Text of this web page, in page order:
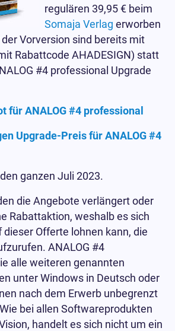
regulären 39,95 € beim
Somaja Verlag erworben
Vorversion sind bereits mit
Rabattcode AHADESIGN) statt
#4 professional Upgrade
für ANALOG #4 professional
Upgrade-Preis für ANALOG #4
ganzen Juli 2023.
die Angebote verlängert oder
Rabattaktion, weshalb es sich
dieser Offerte lohnen kann, die
ANALOG #4
alle weiteren genannten
unter Windows in Deutsch oder
nach dem Erwerb unbegrenzt
bei allen Softwareprodukten
handelt es sich nicht um ein